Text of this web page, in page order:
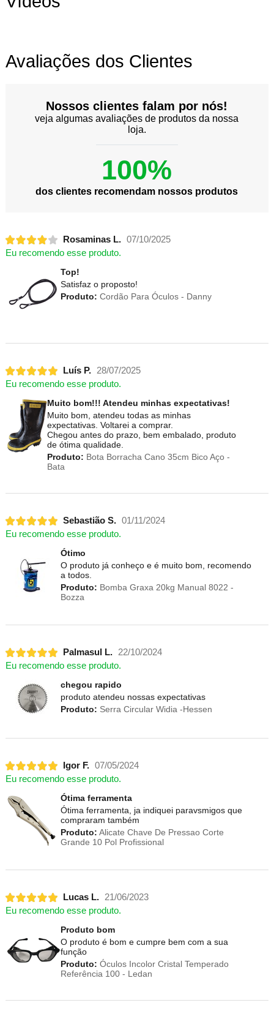
Avaliações dos Clientes
Nossos clientes falam por nós!
veja algumas avaliações de produtos da nossa
loja.
100%
dos clientes recomendam nossos produtos
Rosaminas L. 07/10/2025
Eu recomendo esse produto.
Top!
Satisfaz o proposto!
Produto: Cordão Para Óculos - Danny
Luís P. 28/07/2025
Eu recomendo esse produto.
Muito bom!!! Atendeu minhas expectativas!
Muito bom, atendeu todas as minhas
expectativas. Voltarei a comprar.
Chegou antes do prazo, bem embalado, produto
de ótima qualidade.
Produto: Bota Borracha Cano 35cm Bico Aço -
Bata
Sebastião S. 01/11/2024
Eu recomendo esse produto.
Ótimo
O produto já conheço e é muito bom, recomendo
a todos.
Produto: Bomba Graxa 20kg Manual 8022 -
Bozza
Palmasul L. 22/10/2024
Eu recomendo esse produto.
chegou rapido
produto atendeu nossas expectativas
Produto: Serra Circular Widia -Hessen
Igor F. 07/05/2024
Eu recomendo esse produto.
Ótima ferramenta
Ótima ferramenta, ja indiquei paravsmigos que
compraram também
Produto: Alicate Chave De Pressao Corte
Grande 10 Pol Profissional
Lucas L. 21/06/2023
Eu recomendo esse produto.
Produto bom
O produto é bom e cumpre bem com a sua
função
Produto: Óculos Incolor Cristal Temperado
Referência 100 - Ledan